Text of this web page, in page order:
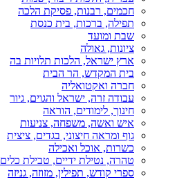
חכמים, רבנות, פסיקת הלכה
תפילה, ברכות, בית כנסת
שבת ומועד
ציונות, גאולה
ארץ ישראל, הלכות תלויות בה
בית המקדש, הר הבית
חברה ואקטואליה
עבודה זרה, ישראל והגוים, גיור
חינוך, לימודים, הוראה
איש ואשה, משפחה, צניעות
גוף ומראה חיצוני, בגדים, ציצית
כשרות, אוכל ואכילה
טהרה, נטילת ידיים, טבילת כלים
ספרי קודש, תפילין, מזוזה, גניזה